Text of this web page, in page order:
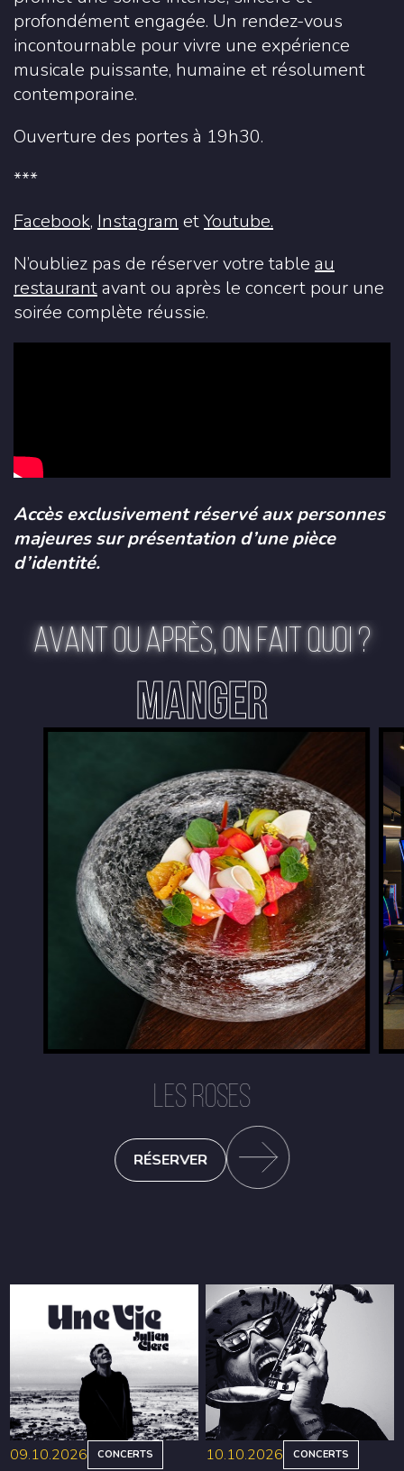
profondément engagée. Un rendez-vous
incontournable pour vivre une expérience
musicale puissante, humaine et résolument
contemporaine.
Ouverture des portes à 19h30.
***
Facebook, Instagram etYoutube.
N’oubliez pas de réserver votre table au
restaurantavant ou après le concert pour une
soirée complète réussie.
Accès exclusivement réservé aux personnes
majeures sur présentation d’une pièce
d’identité.
AVANT OU APRÈS, ON FAIT QUOI ?
MANGER
LES ROSES
RÉSERVER
09.10.2026 CONCERTS 10.10.2026 CONCERTS